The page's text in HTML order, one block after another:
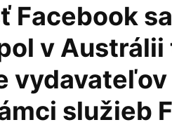
Facebook
v Austrálii
služieb